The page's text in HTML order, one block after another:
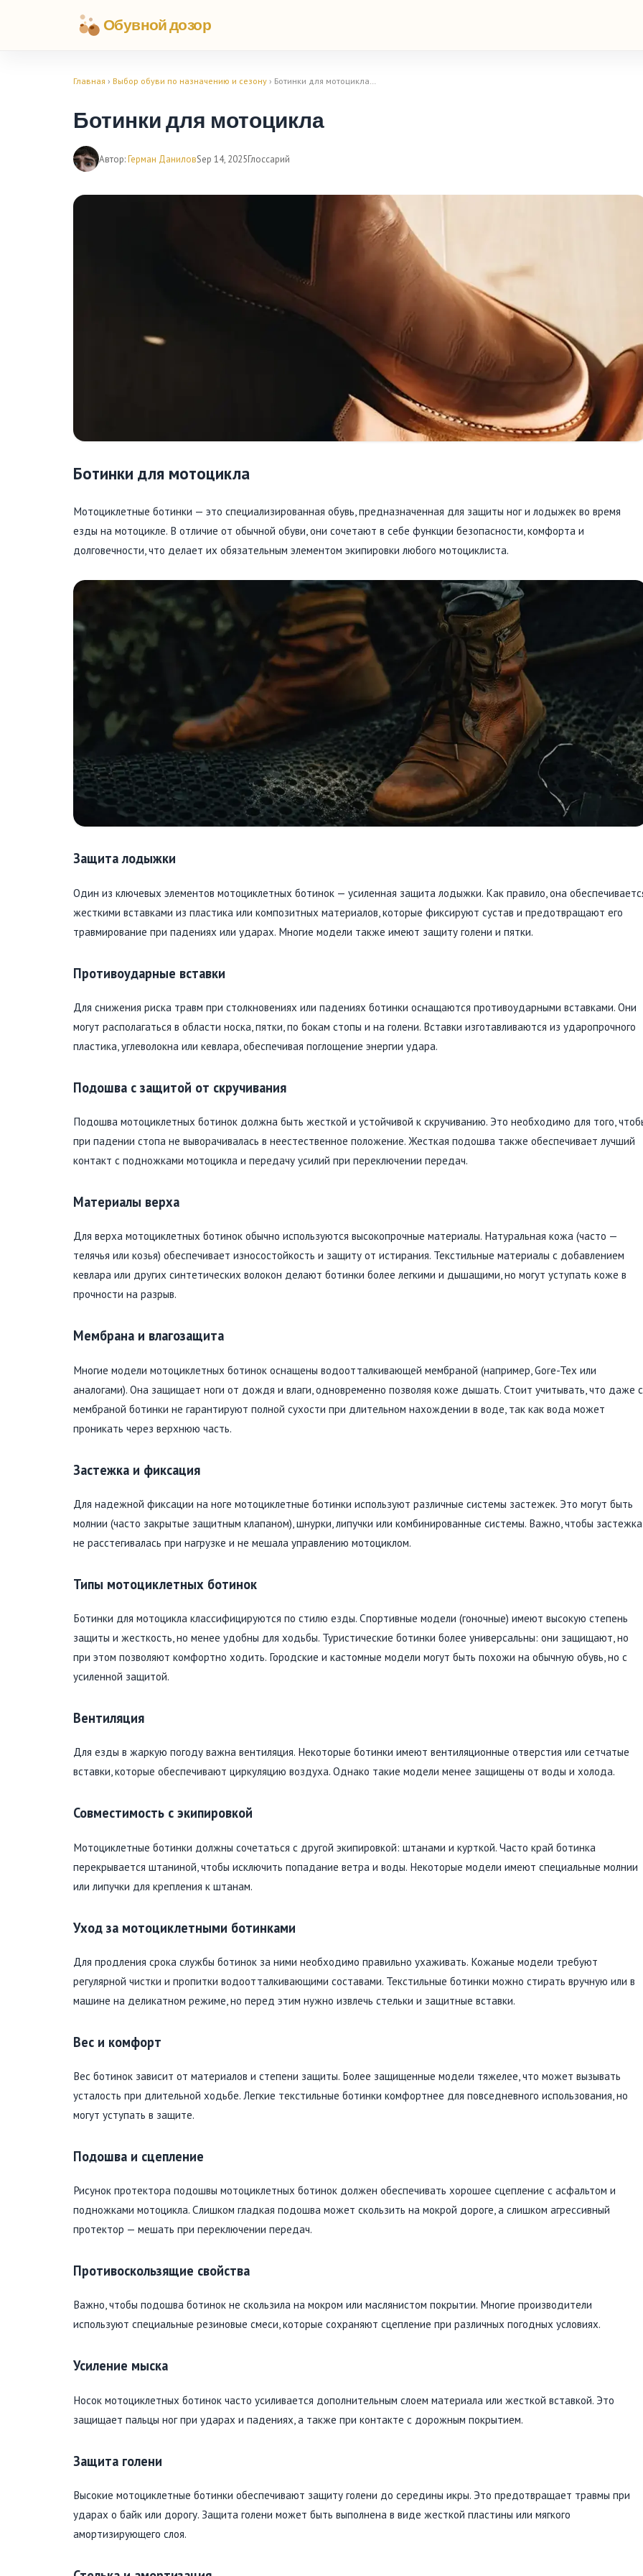
Обувной дозор
Главная › Выбор обуви по назначению и сезону › Ботинки для мотоцикла…
Ботинки для мотоцикла
Автор:Герман ДаниловSep 14, 2025Глоссарий
Ботинки для мотоцикла
Мотоциклетные ботинки — это специализированная обувь, предназначенная для защиты ног и лодыжек во время
езды на мотоцикле. В отличие от обычной обуви, они сочетают в себе функции безопасности, комфорта и
долговечности, что делает их обязательным элементом экипировки любого мотоциклиста.
Защита лодыжки
Один из ключевых элементов мотоциклетных ботинок — усиленная защита лодыжки. Как правило, она
жесткими вставками из пластика или композитных материалов, которые фиксируют сустав и предотвращают его
травмирование при падениях или ударах. Многие модели также имеют защиту голени и пятки.
Противоударные вставки
Для снижения риска травм при столкновениях или падениях ботинки оснащаются противоударными вставками. Они
могут располагаться в области носка, пятки, по бокам стопы и на голени. Вставки изготавливаются из ударопрочного
пластика, углеволокна или кевлара, обеспечивая поглощение энергии удара.
Подошва с защитой от скручивания
Подошва мотоциклетных ботинок должна быть жесткой и устойчивой к скручиванию. Это необходимо для того,
при падении стопа не выворачивалась в неестественное положение. Жесткая подошва также обеспечивает лучший
контакт с подножками мотоцикла и передачу усилий при переключении передач.
Материалы верха
Для верха мотоциклетных ботинок обычно используются высокопрочные материалы. Натуральная кожа (часто —
телячья или козья) обеспечивает износостойкость и защиту от истирания. Текстильные материалы с добавлением
кевлара или других синтетических волокон делают ботинки более легкими и дышащими, но могут уступать коже в
прочности на разрыв.
Мембрана и влагозащита
Многие модели мотоциклетных ботинок оснащены водоотталкивающей мембраной (например, Gore-Tex или
аналогами). Она защищает ноги от дождя и влаги, одновременно позволяя коже дышать. Стоит учитывать, что даже с
мембраной ботинки не гарантируют полной сухости при длительном нахождении в воде, так как вода может
проникать через верхнюю часть.
Застежка и фиксация
Для надежной фиксации на ноге мотоциклетные ботинки используют различные системы застежек. Это могут быть
молнии (часто закрытые защитным клапаном), шнурки, липучки или комбинированные системы. Важно, чтобы застежка
не расстегивалась при нагрузке и не мешала управлению мотоциклом.
Типы мотоциклетных ботинок
Ботинки для мотоцикла классифицируются по стилю езды. Спортивные модели (гоночные) имеют высокую степень
защиты и жесткость, но менее удобны для ходьбы. Туристические ботинки более универсальны: они защищают, но
при этом позволяют комфортно ходить. Городские и кастомные модели могут быть похожи на обычную обувь, но с
усиленной защитой.
Вентиляция
Для езды в жаркую погоду важна вентиляция. Некоторые ботинки имеют вентиляционные отверстия или сетчатые
вставки, которые обеспечивают циркуляцию воздуха. Однако такие модели менее защищены от воды и холода.
Совместимость с экипировкой
Мотоциклетные ботинки должны сочетаться с другой экипировкой: штанами и курткой. Часто край ботинка
перекрывается штаниной, чтобы исключить попадание ветра и воды. Некоторые модели имеют специальные молнии
или липучки для крепления к штанам.
Уход за мотоциклетными ботинками
Для продления срока службы ботинок за ними необходимо правильно ухаживать. Кожаные модели требуют
регулярной чистки и пропитки водоотталкивающими составами. Текстильные ботинки можно стирать вручную или в
машине на деликатном режиме, но перед этим нужно извлечь стельки и защитные вставки.
Вес и комфорт
Вес ботинок зависит от материалов и степени защиты. Более защищенные модели тяжелее, что может вызывать
усталость при длительной ходьбе. Легкие текстильные ботинки комфортнее для повседневного использования, но
могут уступать в защите.
Подошва и сцепление
Рисунок протектора подошвы мотоциклетных ботинок должен обеспечивать хорошее сцепление с асфальтом и
подножками мотоцикла. Слишком гладкая подошва может скользить на мокрой дороге, а слишком агрессивный
протектор — мешать при переключении передач.
Противоскользящие свойства
Важно, чтобы подошва ботинок не скользила на мокром или маслянистом покрытии. Многие производители
используют специальные резиновые смеси, которые сохраняют сцепление при различных погодных условиях.
Усиление мыска
Носок мотоциклетных ботинок часто усиливается дополнительным слоем материала или жесткой вставкой. Это
защищает пальцы ног при ударах и падениях, а также при контакте с дорожным покрытием.
Защита голени
Высокие мотоциклетные ботинки обеспечивают защиту голени до середины икры. Это предотвращает травмы при
ударах о байк или дорогу. Защита голени может быть выполнена в виде жесткой пластины или мягкого
амортизирующего слоя.